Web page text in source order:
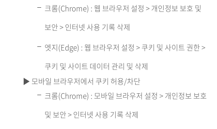
크롬(Chrome) : 웹 브라우저 설정 > 개인정보 보호 및
보안 > 인터넷 사용 기록 삭제
엣지(Edge) : 웹 브라우저 설정 > 쿠키 및 사이트 권한 >
쿠키 및 사이트 데이터 관리 및 삭제
▶ 모바일 브라우저에서 쿠키 허용/차단
크롬(Chrome) : 모바일 브라우저 설정 > 개인정보 보호
및 보안 > 인터넷 사용 기록 삭제